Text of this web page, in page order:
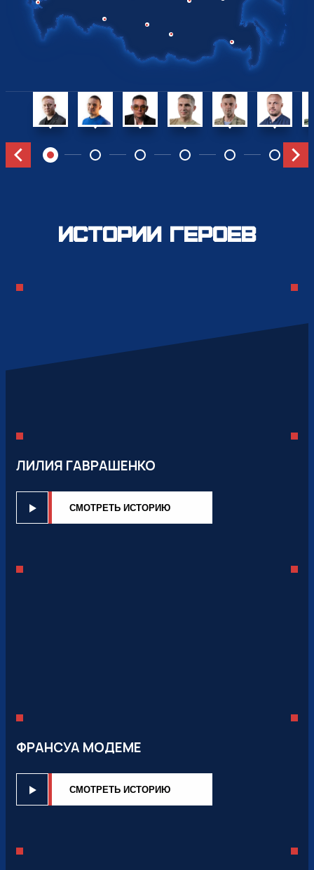
Назад
Вперед
Истории героев
ЛИЛИЯ ГАВРАШЕНКО
CМОТРЕТЬ ИСТОРИЮ
ФРАНСУА МОДЕМЕ
CМОТРЕТЬ ИСТОРИЮ